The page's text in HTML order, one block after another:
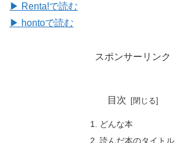
▶ Renta!で読む
▶ hontoで読む
スポンサーリンク
目次
どんな本
読んだ本のタイトル